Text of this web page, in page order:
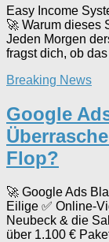
Easy Income
🚀 Warum dieses
Jeden Morgen
fragst dich, ob
Breaking News
Google
Flop?
🚀 Google Ads
Eilige ✅ Online-
Neubeck & die
über 1.100 €